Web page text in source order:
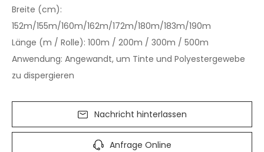
Breite (cm):
152m/155m/160m/162m/172m/180m/183m/190m
Länge (m / Rolle): 100m / 200m / 300m / 500m
Anwendung: Angewandt, um Tinte und Polyestergewebe
zu dispergieren
Nachricht hinterlassen
Anfrage Online